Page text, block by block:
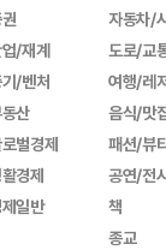
/재계
/벤처
산
벌경제
경제
일반
자동차/
도로/교
여행/레
음식/맛
패션/뷰
공연/전
책
종교